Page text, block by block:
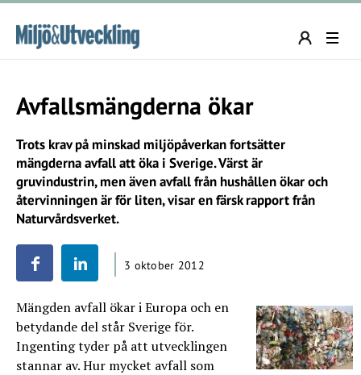
Avfallsmängderna ökar
Trots krav på minskad miljöpåverkan fortsätter
mängderna avfall att öka i Sverige. Värst är
gruvindustrin, men även avfall från hushållen ökar och
återvinningen är för liten, visar en färsk rapport från
Naturvårdsverket.
3 oktober 2012
Mängden avfall ökar i Europa och en
betydande del står Sverige för.
Ingenting tyder på att utvecklingen
stannar av. Hur mycket avfall som